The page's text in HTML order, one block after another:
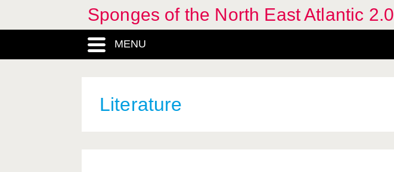
Sponges of the North East Atlantic 2.0
MENU
Literature